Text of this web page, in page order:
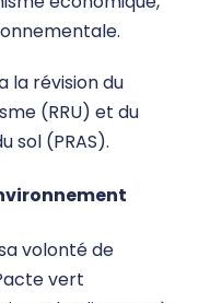
la révision du
(RRU) et du
sol (PRAS).
volonté de
vert